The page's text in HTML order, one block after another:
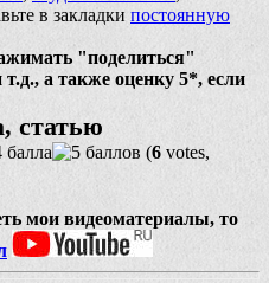
в закладки постоянную
"поделиться"
а также оценку 5*, если
статью
(6 votes,
мои видеоматериалы, то